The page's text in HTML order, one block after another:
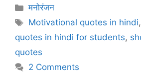
Categories
मनोरंजन
Tags
Motivational quotes in hindi,
quotes in hindi for students,
quotes
2 Comments